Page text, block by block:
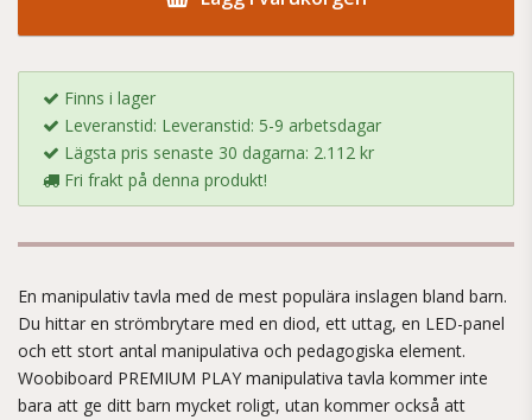
Finns i lager
Leveranstid: Leveranstid: 5-9 arbetsdagar
Lägsta pris senaste 30 dagarna: 2.112 kr
Fri frakt på denna produkt!
En manipulativ tavla med de mest populära inslagen bland barn.
Du hittar en strömbrytare med en diod, ett uttag, en LED-panel
och ett stort antal manipulativa och pedagogiska element.
Woobiboard PREMIUM PLAY manipulativa tavla kommer inte
bara att ge ditt barn mycket roligt, utan kommer också att